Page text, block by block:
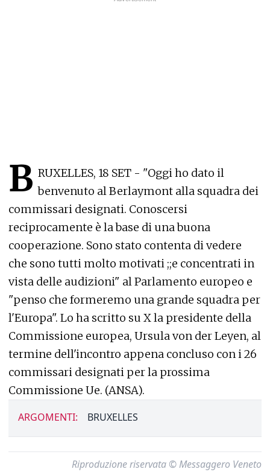
B RUXELLES, 18 SET - "Oggi ho dato il
benvenuto al Berlaymont alla squadra dei
commissari designati. Conoscersi
reciprocamente è la base di una buona
cooperazione. Sono stato contenta di vedere
che sono tutti molto motivati ;;e concentrati in
vista delle audizioni" al Parlamento europeo e
"penso che formeremo una grande squadra per
l'Europa". Lo ha scritto su X la presidente della
Commissione europea, Ursula von der Leyen, al
termine dell'incontro appena concluso con i 26
commissari designati per la prossima
Commissione Ue. (ANSA).
ARGOMENTI: BRUXELLES
Riproduzione riservata © Messaggero Veneto